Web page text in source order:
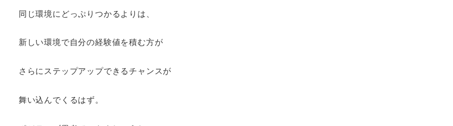
同じ環境にどっぷりつかるよりは、
新しい環境で自分の経験値を積む方が
さらにステップアップできるチャンスが
舞い込んでくるはず。